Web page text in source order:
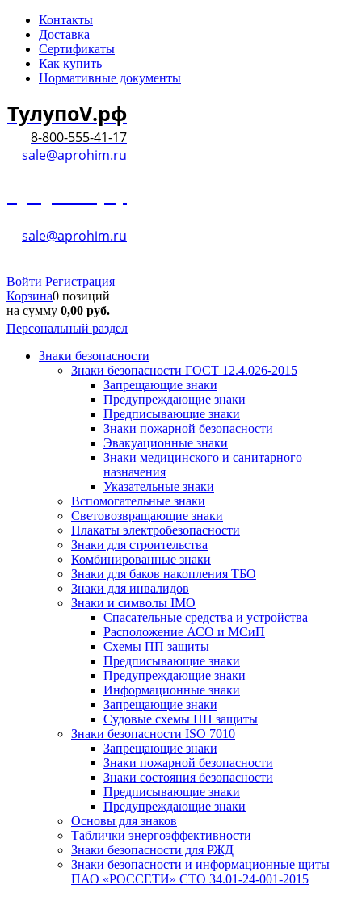
Контакты
Доставка
Сертификаты
Как купить
Нормативные документы
ТулупоV.рф
8-800-555-41-17
sale@aprohim.ru
sale@aprohim.ru
Войти Регистрация
Корзина0 позиций
на сумму 0,00 руб.
Персональный раздел
Знаки безопасности
Знаки безопасности ГОСТ 12.4.026-2015
Запрещающие знаки
Предупреждающие знаки
Предписывающие знаки
Знаки пожарной безопасности
Эвакуационные знаки
Знаки медицинского и санитарного
назначения
Указательные знаки
Вспомогательные знаки
Световозвращающие знаки
Плакаты электробезопасности
Знаки для строительства
Комбинированные знаки
Знаки для баков накопления ТБО
Знаки для инвалидов
Знаки и символы IMO
Спасательные средства и устройства
Расположение АСО и МСиП
Схемы ПП защиты
Предписывающие знаки
Предупреждающие знаки
Информационные знаки
Запрещающие знаки
Судовые схемы ПП защиты
Знаки безопасности ISO 7010
Запрещающие знаки
Знаки пожарной безопасности
Знаки состояния безопасности
Предписывающие знаки
Предупреждающие знаки
Основы для знаков
Таблички энергоэффективности
Знаки безопасности для РЖД
Знаки безопасности и информационные щиты
ПАО «РОССЕТИ» СТО 34.01-24-001-2015